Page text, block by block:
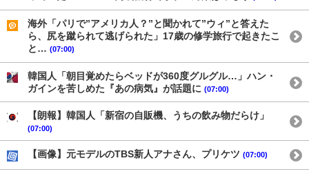
海外「パリで”アメリカ人？”と聞かれて”ウィ”と答えた
ら、尻を蹴られて逃げられた」17歳の修学旅行で起きたこ
と… (07:00)
韓国人「朝目覚めたらベッドが360度グルグル…」ハン・
ガインを苦しめた『あの病気』が話題に (07:00)
【朗報】韓国人「新宿の自販機、うちの飲み物だらけ」
(07:00)
【画像】元モデルのTBS新人アナさん、プリケツ (07:00)